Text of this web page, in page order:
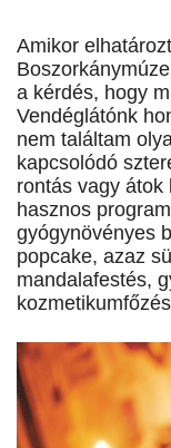
Amikor
a kérdés, hogy
Vendéglátónk
nem találtam
kapcsolódó
rontás vagy átok
hasznos
gyógynövényes
popcake, azaz
mandalafestés,